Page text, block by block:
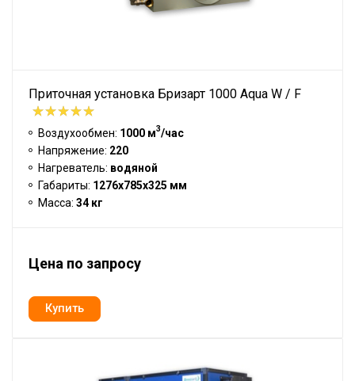
Приточная установка Бризарт 1000 Aqua W / F
Воздухообмен: 1000 м3/час
Напряжение: 220
Нагреватель: водяной
Габариты: 1276х785х325 мм
Масса: 34 кг
Цена по запросу